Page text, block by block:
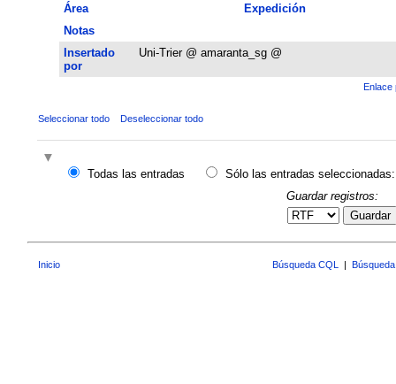
Área
Expedición
Notas
Insertado
por
Uni-Trier @ amaranta_sg @
Enlace
Seleccionar todo Deseleccionar todo
Todas las entradas
Sólo las entradas seleccionadas:
Guardar registros:
Guardar
Inicio Búsqueda CQL